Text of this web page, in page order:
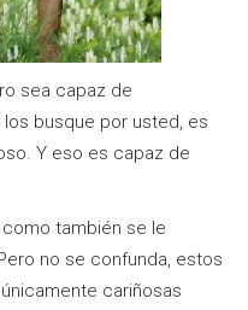
sea capaz de
busque por usted, es
Y eso es capaz de
también se le
no se confunda, estos
cariñosas